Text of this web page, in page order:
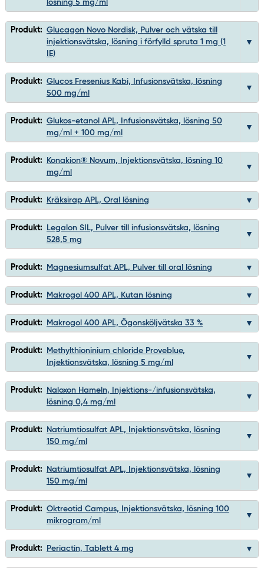
lösning 5 mg/ml
Produkt: Glucagon Novo Nordisk, Pulver och vätska till
injektionsvätska, lösning i förfylld spruta 1 mg (1
IE)
Produkt: Glucos Fresenius Kabi, Infusionsvätska, lösning
500 mg/ml
Produkt: Glukos-etanol APL, Infusionsvätska, lösning 50
mg/ml + 100 mg/ml
Produkt:
Konakion® Novum, Injektionsvätska, lösning 10
mg/ml
Produkt: Kräksirap APL, Oral lösning
Produkt:
Legalon SIL, Pulver till infusionsvätska, lösning
528,5 mg
Produkt: Magnesiumsulfat APL, Pulver till oral lösning
Produkt: Makrogol 400 APL, Kutan lösning
Produkt: Makrogol 400 APL, Ögonsköljvätska 33 %
Produkt:
Methylthioninium chloride Proveblue,
Injektionsvätska, lösning 5 mg/ml
Produkt:
Naloxon Hameln, Injektions-/infusionsvätska,
lösning 0,4 mg/ml
Produkt:
Natriumtiosulfat APL, Injektionsvätska, lösning
150 mg/ml
Produkt:
Natriumtiosulfat APL, Injektionsvätska, lösning
150 mg/ml
Produkt: Oktreotid Campus, Injektionsvätska, lösning 100
mikrogram/ml
Produkt: Periactin, Tablett 4 mg